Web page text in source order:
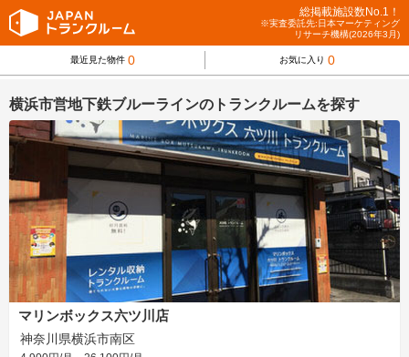
総掲載施設数No.1！
※実査委託先:日本マーケティング
リサーチ機構(2026年3月)
最近見た物件 0 お気に入り 0
横浜市営地下鉄ブルーラインのトランクルームを探す
マリンボックス六ツ川店
神奈川県横浜市南区